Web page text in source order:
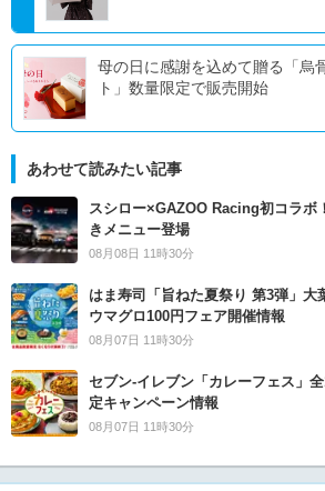
母の日に感謝を込めて贈る「烏
ト」数量限定で販売開始
あわせて読みたい記事
スシロー×GAZOO Racing初コラボ
きメニュー登場
08月08日 11時30分
はま寿司「旨ねた夏祭り 第3弾」大
ウマグロ100円フェア開催情報
08月07日 11時30分
セブン‐イレブン「カレーフェス」
定キャンペーン情報
08月07日 11時30分